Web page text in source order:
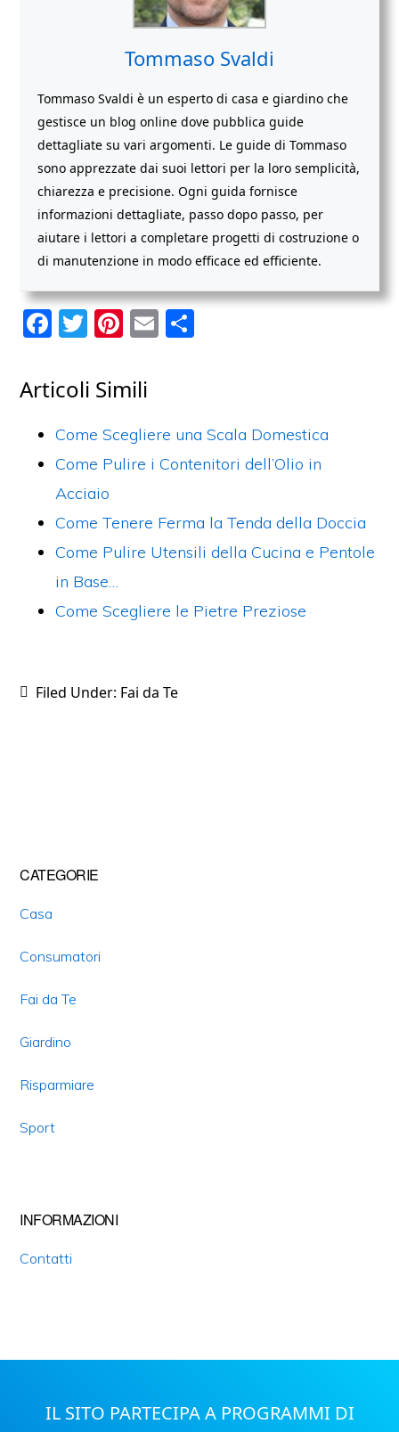
Tommaso Svaldi
Tommaso Svaldi è un esperto di casa e giardino che
gestisce un blog online dove pubblica guide
dettagliate su vari argomenti. Le guide di Tommaso
sono apprezzate dai suoi lettori per la loro semplicità,
chiarezza e precisione. Ogni guida fornisce
informazioni dettagliate, passo dopo passo, per
aiutare i lettori a completare progetti di costruzione o
di manutenzione in modo efficace ed efficiente.
F
c
e
b
o
o
k
T
itt
er
Pi
er
e
st
E
vi
di
Articoli Simili
Come Scegliere una Scala Domestica
Come Pulire i Contenitori dell’Olio in
Acciaio
Come Tenere Ferma la Tenda della Doccia
Come Pulire Utensili della Cucina e Pentole
in Base…
Come Scegliere le Pietre Preziose
Filed Under: Fai da Te
Primary
Sidebar
CATEGORIE
Casa
Consumatori
Fai da Te
Giardino
Risparmiare
Sport
INFORMAZIONI
Contatti
IL SITO PARTECIPA A PROGRAMMI DI